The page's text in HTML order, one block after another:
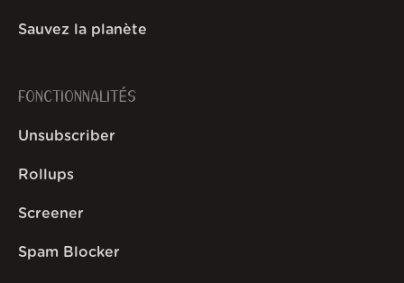
Sauvez la planète
FONCTIONNALITÉS
Unsubscriber
Rollups
Screener
Spam Blocker